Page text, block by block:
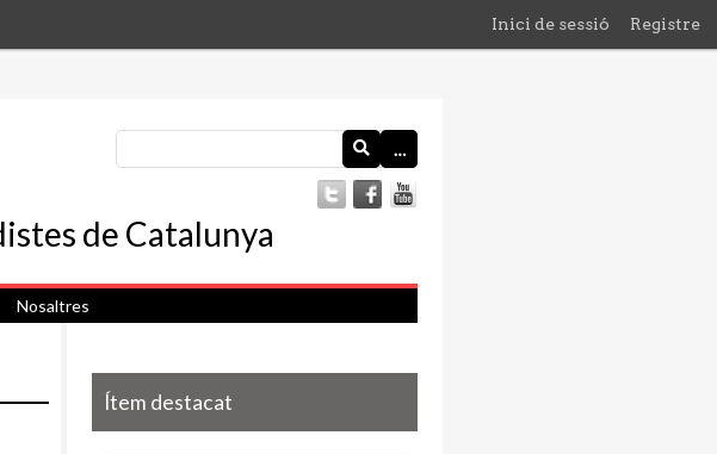
Inici de sessió Registre
…
Nosaltres
Ítem destacat